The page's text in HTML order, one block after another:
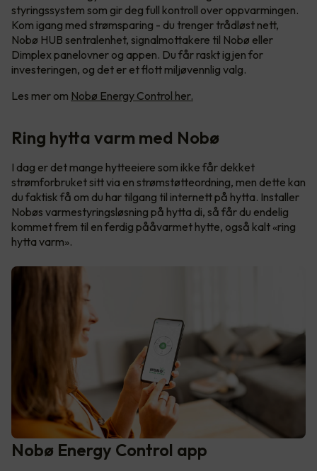
styringssystem som gir deg full kontroll over oppvarmingen.
Kom igang med strømsparing - du trenger trådløst nett,
Nobø HUB sentralenhet, signalmottakere til Nobø eller
Dimplex panelovner og appen. Du får raskt igjen for
investeringen, og det er et flott miljøvennlig valg.
Les mer om Nobø Energy Control her.
Ring hytta varm med Nobø
I dag er det mange hytteeiere som ikke får dekket
strømforbruket sitt via en strømstøtteordning, men dette kan
du faktisk få om du har tilgang til internett på hytta. Installer
Nobøs varmestyringsløsning på hytta di, så får du endelig
kommet frem til en ferdig pååvarmet hytte, også kalt «ring
hytta varm».
Nobø Energy Control app